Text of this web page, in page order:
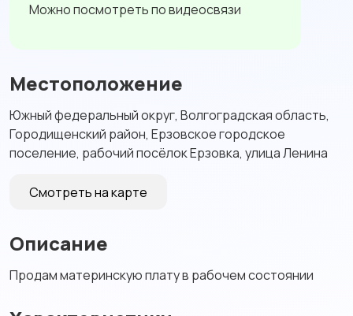
Можно посмотреть по видеосвязи
Местоположение
Южный федеральный округ, Волгоградская область,
Городищенский район, Ерзовское городское
поселение, рабочий посёлок Ерзовка, улица Ленина
Смотреть на карте
Описание
Продам материнскую плату в рабочем состоянии